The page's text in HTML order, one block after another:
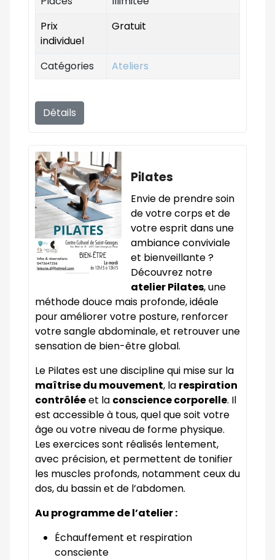
Prix
individuel
Gratuit
Catégories Ateliers
Détails
Pilates
Envie de prendre soin
de votre corps et de
votre esprit dans une
ambiance conviviale
et bienveillante ?
Découvrez notre
atelier Pilates, une
méthode douce mais profonde, idéale
pour améliorer votre posture, renforcer
votre sangle abdominale, et retrouver une
sensation de bien-être global.
Le Pilates est une discipline qui mise sur la
maîtrise du mouvement, la respiration
contrôléeet la conscience corporelle. Il
est accessible à tous, quel que soit votre
âge ou votre niveau de forme physique.
Les exercices sont réalisés lentement,
avec précision, et permettent de tonifier
les muscles profonds, notamment ceux du
dos, du bassin et de l’abdomen.
Au programme de l’atelier :
Échauffement et respiration
consciente